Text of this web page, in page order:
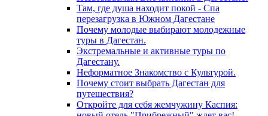
Там, где душа находит покой - Спа
перезагрузка в Южном Дагестане
Почему молодые выбирают молодежные
туры в Дагестан.
Экстремальные и активные туры по
Дагестану.
Неформатное Знакомство с Культурой.
Почему стоит выбрать Дагестан для
путешествия?
Откройте для себя жемчужину Каспия: